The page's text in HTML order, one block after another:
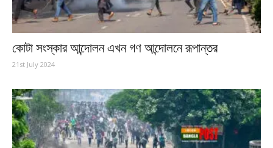
কোটা সংস্কার আন্দোলন এখন গণ আন্দোলনে রূপান্তর
21st July 2024